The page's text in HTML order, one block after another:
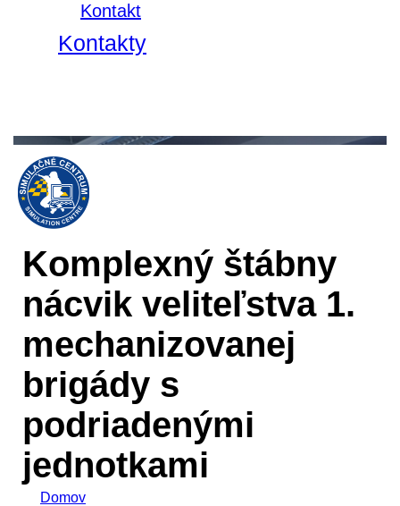
Kontakt
Kontakty
Komplexný štábny
nácvik veliteľstva 1.
mechanizovanej
brigády s
podriadenými
jednotkami
Domov